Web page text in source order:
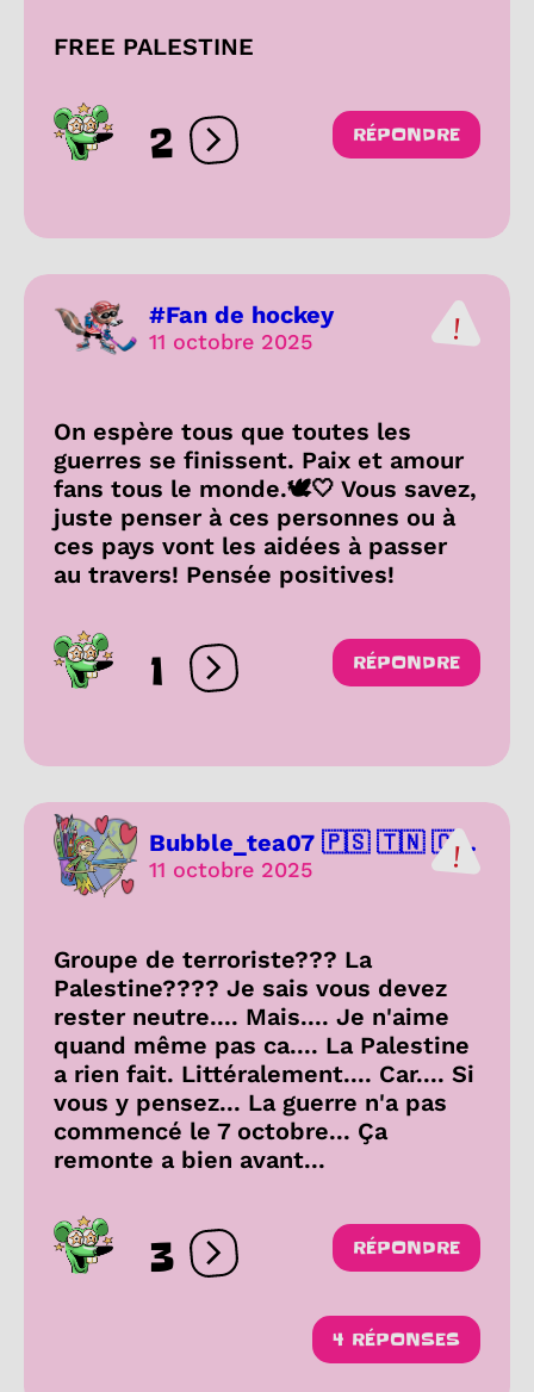
FREE PALESTINE
2 Ouvrir les réactions
RÉPONDRE
#Fan de hockey
11 octobre 2025
On espère tous que toutes les
guerres se finissent. Paix et amour
fans tous le monde.🕊️🤍 Vous savez,
juste penser à ces personnes ou à
ces pays vont les aidées à passer
au travers! Pensée positives!
1 Ouvrir les réactions
RÉPONDRE
Bubble_tea07 🇵🇸 🇹🇳 🇨...
11 octobre 2025
Groupe de terroriste??? La
Palestine???? Je sais vous devez
rester neutre.... Mais.... Je n'aime
quand même pas ca.... La Palestine
a rien fait. Littéralement.... Car.... Si
vous y pensez... La guerre n'a pas
commencé le 7 octobre... Ça
remonte a bien avant...
3 Ouvrir les réactions
RÉPONDRE
4 RÉPONSES